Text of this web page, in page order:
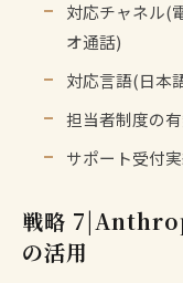
対応チャネル(
オ通話)
対応言語(日本
担当者制度の
サポート受付
戦略
の活用